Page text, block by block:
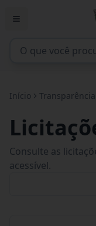
Início Transparência
Consulte as
acessível.